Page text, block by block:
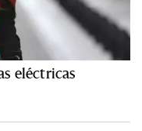
eléctricas